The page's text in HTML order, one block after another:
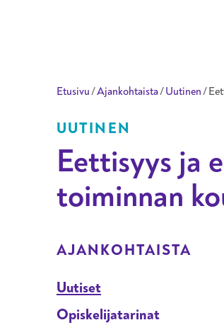
Etusivu/Ajankohtaista/Uutinen/
Eettisyys ja
toiminnan
UUTINEN
ALAVALIKKO
AJANKOHTAISTA
Uutiset
Opiskelijatarinat